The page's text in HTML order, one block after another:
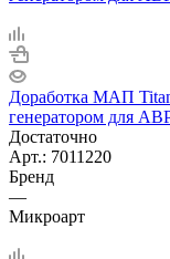
Доработка МАП
генератором для
Достаточно
Арт.: 7011220
Бренд
—
Микроарт